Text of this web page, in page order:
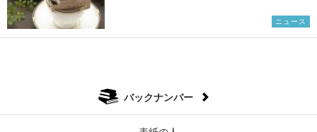
ニュース
バックナンバー